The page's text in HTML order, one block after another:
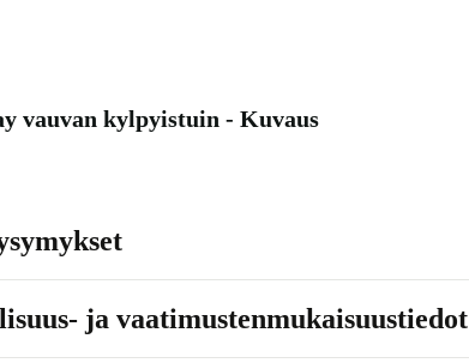
vauvan kylpyistuin - Kuvaus
ja vaatimustenmukaisuustiedot